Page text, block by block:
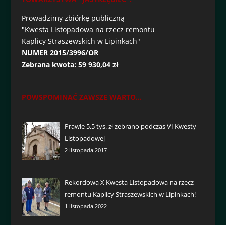
Prowadzimy zbiórkę publiczną
"Kwesta Listopadowa na rzecz remontu
Kaplicy Straszewskich w Lipinkach"
NUMER 2015/3996/OR
Zebrana kwota: 59 930,04 zł
POWSPOMINAĆ ZAWSZE WARTO...
Prawie 5,5 tys. zł zebrano podczas VI Kwesty
Listopadowej
2 listopada 2017
Rekordowa X Kwesta Listopadowa na rzecz
remontu Kaplicy Straszewskich w Lipinkach!
1 listopada 2022